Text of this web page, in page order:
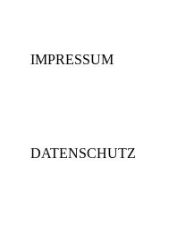
IMPRESSUM
DATENSCHUTZ